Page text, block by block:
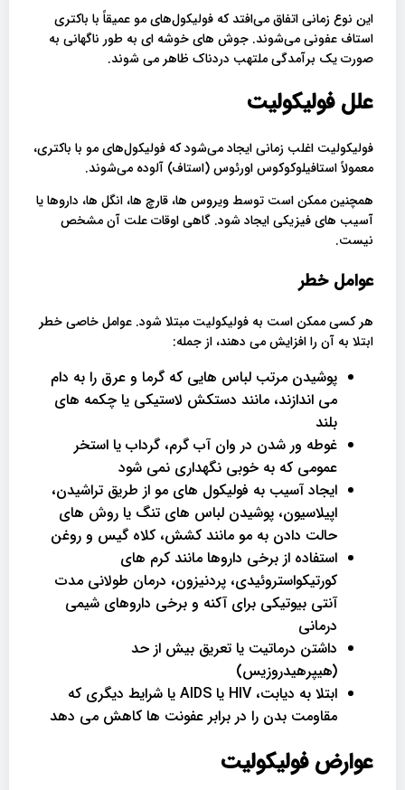
این نوع زمانی اتفاق می‌افتد که فولیکول‌های مو عمیقاً با باکتری
استاف عفونی می‌شوند. جوش های خوشه ای به طور ناگهانی به
صورت یک برآمدگی ملتهب دردناک ظاهر می شوند.
علل فولیکولیت
فولیکولیت اغلب زمانی ایجاد می‌شود که فولیکول‌های مو با باکتری،
معمولاً استافیلوکوکوس اورئوس (استاف) آلوده می‌شوند.
همچنین ممکن است توسط ویروس ها، قارچ ها، انگل ها، داروها یا
آسیب های فیزیکی ایجاد شود. گاهی اوقات علت آن مشخص
نیست.
عوامل خطر
هر کسی ممکن است به فولیکولیت مبتلا شود. عوامل خاصی خطر
ابتلا به آن را افزایش می دهند، از جمله:
پوشیدن مرتب لباس هایی که گرما و عرق را به دام
می اندازند، مانند دستکش لاستیکی یا چکمه های
بلند
غوطه ور شدن در وان آب گرم، گرداب یا استخر
عمومی که به خوبی نگهداری نمی شود
ایجاد آسیب به فولیکول های مو از طریق تراشیدن،
اپیلاسیون، پوشیدن لباس های تنگ یا روش های
حالت دادن به مو مانند کشش، کلاه گیس و روغن
استفاده از برخی داروها مانند کرم های
کورتیکواستروئیدی، پردنیزون، درمان طولانی مدت
آنتی بیوتیکی برای آکنه و برخی داروهای شیمی
درمانی
داشتن درماتیت یا تعریق بیش از حد
(هیپرهیدروزیس)
ابتلا به دیابت، HIV یا AIDS یا شرایط دیگری که
مقاومت بدن را در برابر عفونت ها کاهش می دهد
عوارض فولیکولیت